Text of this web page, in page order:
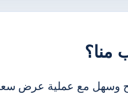
منا؟
وسهل مع عملية عرض